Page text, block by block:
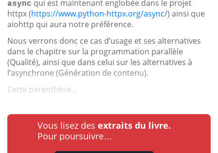
async qui est maintenant englobée dans le projet
httpx (https://www.python-httpx.org/async/) ainsi que
aiohttp qui aura notre préférence.
Nous verrons donc ce cas d’usage et ses alternatives
dans le chapitre sur la programmation parallèle
(Qualité), ainsi que dans celui sur les alternatives à
l’asynchrone (Génération de contenu).
Cette parenthèse...
Vous lisez des extraits du livre.
Pour poursuivre…